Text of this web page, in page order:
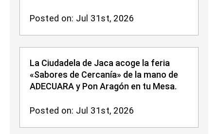
Posted on: Jul 31st, 2026
La Ciudadela de Jaca acoge la feria
«Sabores de Cercanía» de la mano de
ADECUARA y Pon Aragón en tu Mesa.
Posted on: Jul 31st, 2026